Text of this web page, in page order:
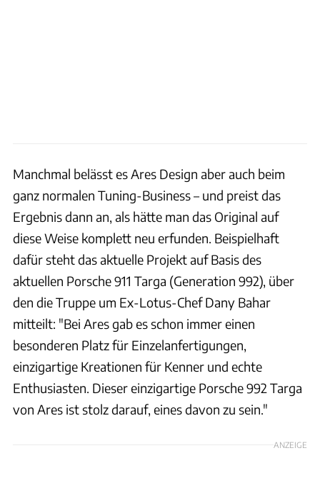
Manchmal belässt es Ares Design aber auch beim
ganz normalen Tuning-Business – und preist das
Ergebnis dann an, als hätte man das Original auf
diese Weise komplett neu erfunden. Beispielhaft
dafür steht das aktuelle Projekt auf Basis des
aktuellen Porsche 911 Targa (Generation 992), über
den die Truppe um Ex-Lotus-Chef Dany Bahar
mitteilt: "Bei Ares gab es schon immer einen
besonderen Platz für Einzelanfertigungen,
einzigartige Kreationen für Kenner und echte
Enthusiasten. Dieser einzigartige Porsche 992 Targa
von Ares ist stolz darauf, eines davon zu sein."
ANZEIGE